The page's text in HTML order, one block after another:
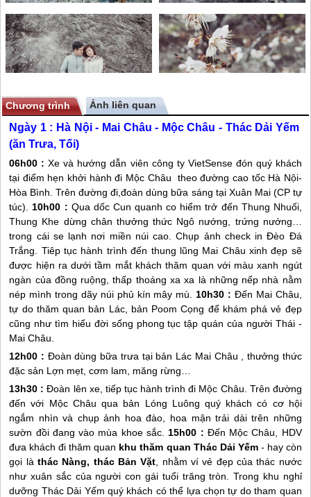
Chương trình Ảnh liên quan
Ngày 1 : Hà Nội - Mai Châu - Mộc Châu - Thác Dải Yếm
(ăn Trưa, Tối)
06h00 : Xe và hướng dẫn viên công ty VietSense đón quý khách
tại điểm hẹn khởi hành đi Mộc Châu theo đường cao tốc Hà Nội-
Hòa Bình. Trên đường đi,đoàn dùng bữa sáng tại Xuân Mai (CP tự
túc). 10h00 : Qua dốc Cun quanh co hiểm trở đến Thung Nhuối,
Thung Khe dừng chân thưởng thức Ngô nướng, trứng nướng…
trong cái se lạnh nơi miền núi cao. Chụp ảnh check in Đèo Đá
Trắng. Tiêp tục hành trình đến thung lũng Mai Châu xinh đẹp sẽ
được hiện ra dưới tầm mắt khách thăm quan với màu xanh ngút
ngàn của đồng ruộng, thấp thoáng xa xa là những nếp nhà nằm
nép mình trong dãy núi phủ kín mây mù. 10h30 : Đến Mai Châu
tự do thăm quan bản Lác, bản Poom Cọng để khám phá vẻ đẹp
cũng như tìm hiểu đời sống phong tục tập quán của người Thái -
Mai Châu
12h00 : Đoàn dùng bữa trưa tại bản Lác Mai Châu , thưởng thức
đặc sản Lợn mẹt, cơm lam, măng rừng…
13h30 : Đoàn lên xe, tiếp tục hành trình đi Mộc Châu . Trên đường
đến với Mộc Châu qua bản Lóng Luông quý khách có cơ hội
ngắm nhìn và chụp ảnh hoa đào, hoa mận trải dài trên những
sườn đồi đang vào mùa khoe sắc. 15h00 : Đến Mộc Châu , HDV
đưa khách đi thăm quan khu thăm quan Thác Dải Yếm - hay còn
gọi là thác Nàng, thác Bản Vặt , nhằm ví vẻ đẹp của thác nước
như xuân sắc của người con gái tuổi trăng tròn. Trong khu nghỉ
dưỡng Thác Dải Yếm quý khách có thể lựa chọn tự do tham quan